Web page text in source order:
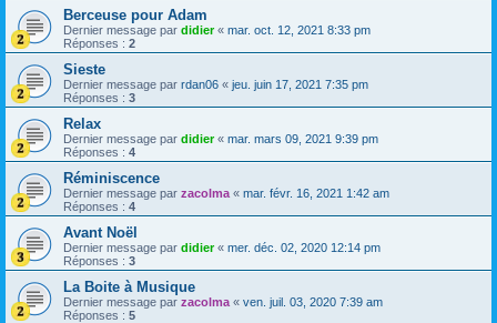
Berceuse pour Adam
Dernier message par didier« mar. oct. 12, 2021 8:33 pm
Réponses : 2
Sieste
Dernier message par rdan06 « jeu. juin 17, 2021 7:35 pm
Réponses : 3
Relax
Dernier message par didier« mar. mars 09, 2021 9:39 pm
Réponses : 4
Réminiscence
Dernier message par zacolma « mar. févr. 16, 2021 1:42 am
Réponses : 4
Avant Noël
Dernier message par didier« mer. déc. 02, 2020 12:14 pm
Réponses : 3
La Boite à Musique
Dernier message par zacolma « ven. juil. 03, 2020 7:39 am
Réponses : 5